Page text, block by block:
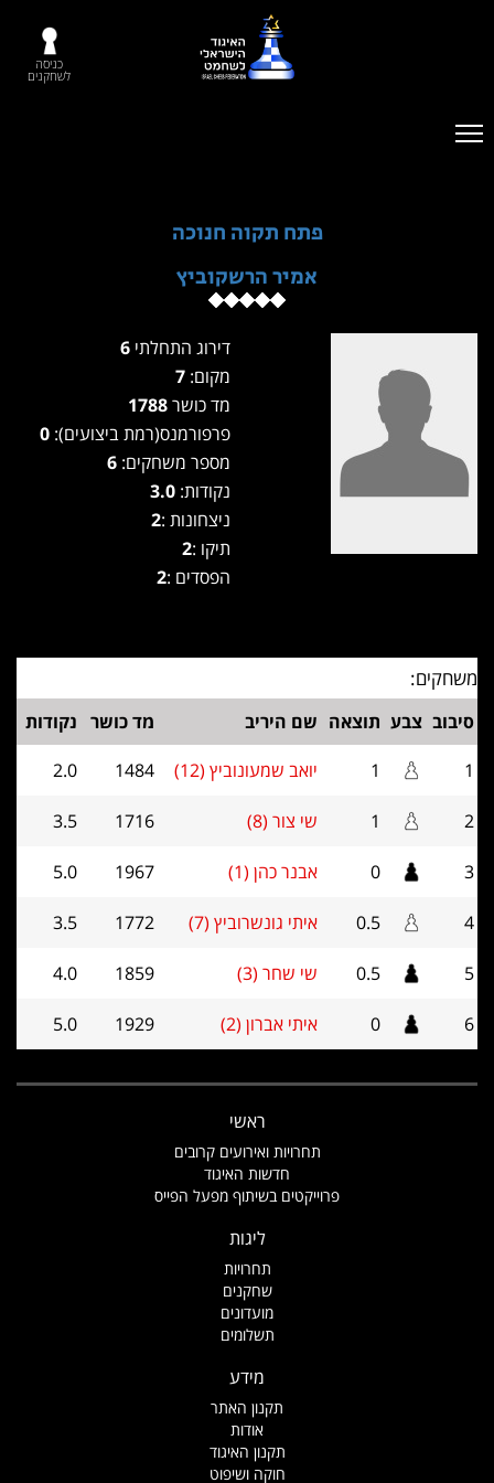
כניסה
לשחקנים
פתח תקוה חנוכה
אמיר הרשקוביץ
דירוג התחלתי
מקום:
מד כושר
פרפורמנס(רמת ביצועים):
מספר משחקים:
נקודות: 3.0
ניצחונות :2
תיקו :2
הפסדים :2
משחקים:
סיבוב צבע תוצאה שם היריב מד כושר נקודות
1
1 יואב שמעונוביץ (12) 1484
2.0
2
1 שי צור (8) 1716
3.5
3
0 אבנר כהן (1) 1967
5.0
4
0.5 איתי גונשרוביץ (7) 1772
3.5
5
0.5 שי שחר (3) 1859
4.0
6
0 איתי אברון (2) 1929
5.0
ראשי
תחרויות ואירועים קרובים
חדשות האיגוד
פרוייקטים בשיתוף מפעל הפייס
ליגות
תחרויות
שחקנים
מועדונים
תשלומים
מידע
תקנון האתר
אודות
תקנון האיגוד
חוקה ושיפוט